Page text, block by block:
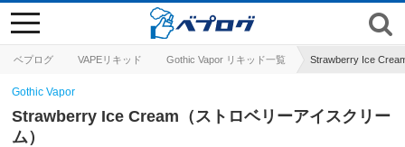
ベプログ VAPEリキッド Gothic Vapor リキッド一覧 Strawberry Ice
toggle
navigation
Gothic Vapor
Strawberry Ice Cream（ストロベリーアイスクリー
ム）